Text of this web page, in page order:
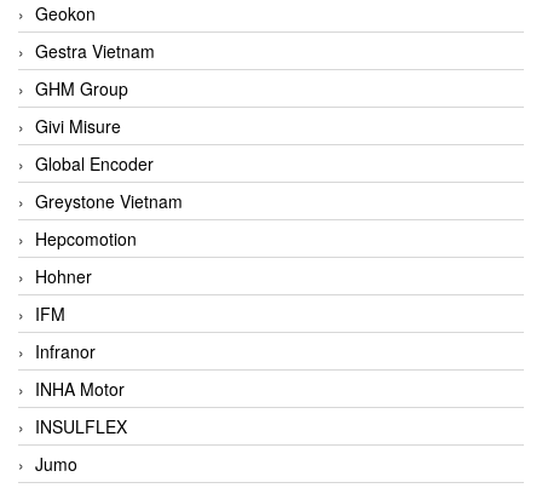
Geokon
Gestra Vietnam
GHM Group
Givi Misure
Global Encoder
Greystone Vietnam
Hepcomotion
Hohner
IFM
Infranor
INHA Motor
INSULFLEX
Jumo